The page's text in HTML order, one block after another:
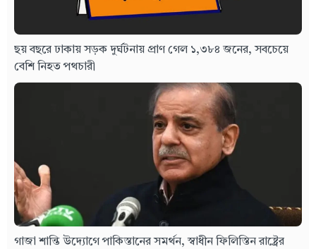
ছয় বছরে ঢাকায় সড়ক দুর্ঘটনায় প্রাণ গেল ১,৩৮৪ জনের, সবচেয়ে
বেশি নিহত পথচারী
গাজা শান্তি উদ্যোগে পাকিস্তানের সমর্থন, স্বাধীন ফিলিস্তিন রাষ্ট্রের